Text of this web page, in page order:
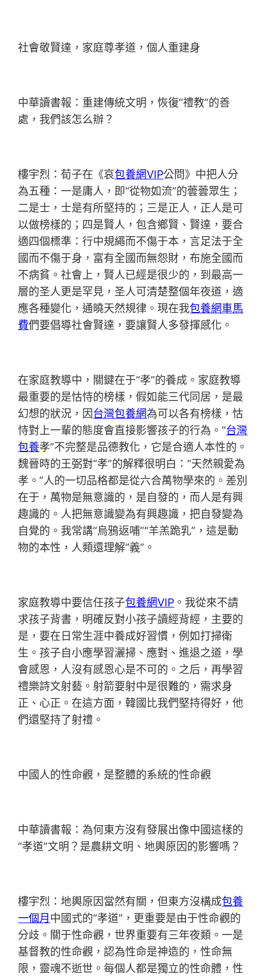
社會敬賢達，家庭尊孝道，個人重建身
中華讀書報：重建傳統文明，恢復“禮教”的善
處，我們該怎么辦？
樓宇烈：荀子在《哀包養網VIP公問》中把人分
為五種：一是庸人，即“從物如流”的蕓蕓眾生；
二是士，士是有所堅持的；三是正人，正人是可
以做榜樣的；四是賢人，包含鄉賢、賢達，要合
適四個標準：行中規繩而不傷于本，言足法于全
國而不傷于身，富有全國而無怨財，布施全國而
不病貧。社會上，賢人已經是很少的，到最高一
層的圣人更是罕見，圣人可清楚整個年夜道，適
應各種變化，通曉天然規律。現在我包養網車馬
費們要倡導社會賢達，要讓賢人多發揮感化。
在家庭教導中，關鍵在于“孝”的養成。家庭教導
最重要的是怙恃的榜樣，假如能三代同居，是最
幻想的狀況，因 台灣包養網為可以各有榜樣，怙
恃對上一輩的態度會直接影響孩子的行為。“台灣
包養孝”不完整是品德教化，它是合適人本性的。
魏晉時的王弼對“孝”的解釋很明白：“天然親愛為
孝。”人的一切品格都是從六合萬物學來的。差別
在于，萬物是無意識的，是自發的，而人是有興
趣識的。人把無意識變為有興趣識，把自發變為
自覺的。我常講“烏鴉返哺”“羊羔跪乳”，這是動
物的本性，人類還理解“義”。
家庭教導中要信任孩子包養網VIP 。我從來不請
求孩子背書，明確反對小孩子讀經背經，主要的
是，要在日常生涯中養成好習慣，例如打掃衛
生。孩子自小應學習灑掃、應對、進退之道，學
會感恩，人沒有感恩心是不可的。之后，再學習
禮樂詩文射藝。射箭要射中是很難的，需求身
正、心正。在這方面，韓國比我們堅持得好，他
們還堅持了射禮。
中國人的性命觀，是整體的系統的性命觀
中華讀書報：為何東方沒有發展出像中國這樣的
“孝道”文明？是農耕文明、地輿原因的影響嗎？
樓宇烈：地輿原因當然有關，但東方沒構成包養
一個月 中國式的“孝道”，更重要是由于性命觀的
分歧。關于性命觀，世界重要有三年夜類。一是
基督教的性命觀，認為性命是神造的，性命無
限，靈魂不逝世。每個人都是獨立的性命體，性